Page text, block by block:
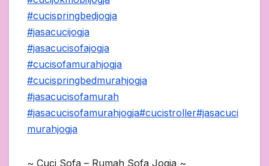
#cucispringbedjogja
#jasacucijogja
#jasacucisofajogja
#cucisofamurahjogja
#cucispringbedmurahjogja
#jasacucisofamurah
#jasacucisofamurahjogja#cucistroller#jasacuci
murahjogja
~ Cuci Sofa – Rumah Sofa Jogja ~